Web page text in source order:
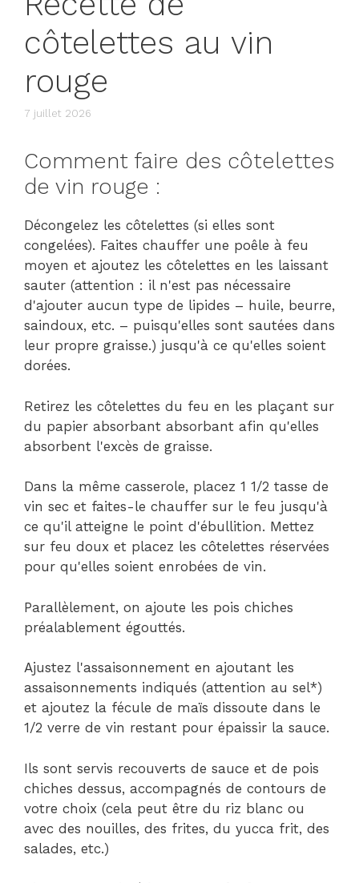
côtelettes au vin
rouge
7 juillet 2026
Comment faire des côtelettes
de vin rouge :
Décongelez les côtelettes (si elles sont
congelées). Faites chauffer une poêle à feu
moyen et ajoutez les côtelettes en les laissant
sauter (attention : il n'est pas nécessaire
d'ajouter aucun type de lipides – huile, beurre,
saindoux, etc. – puisqu'elles sont sautées dans
leur propre graisse.) jusqu'à ce qu'elles soient
dorées.
Retirez les côtelettes du feu en les plaçant sur
du papier absorbant absorbant afin qu'elles
absorbent l'excès de graisse.
Dans la même casserole, placez 1 1/2 tasse de
vin sec et faites-le chauffer sur le feu jusqu'à
ce qu'il atteigne le point d'ébullition. Mettez
sur feu doux et placez les côtelettes réservées
pour qu'elles soient enrobées de vin.
Parallèlement, on ajoute les pois chiches
préalablement égouttés.
Ajustez l'assaisonnement en ajoutant les
assaisonnements indiqués (attention au sel*)
et ajoutez la fécule de maïs dissoute dans le
1/2 verre de vin restant pour épaissir la sauce.
Ils sont servis recouverts de sauce et de pois
chiches dessus, accompagnés de contours de
votre choix (cela peut être du riz blanc ou
avec des nouilles, des frites, du yucca frit, des
salades, etc.)